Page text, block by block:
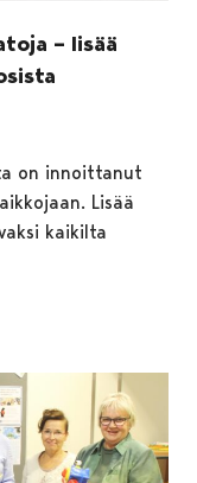
– lisää
on innoittanut
Lisää
kaikilta